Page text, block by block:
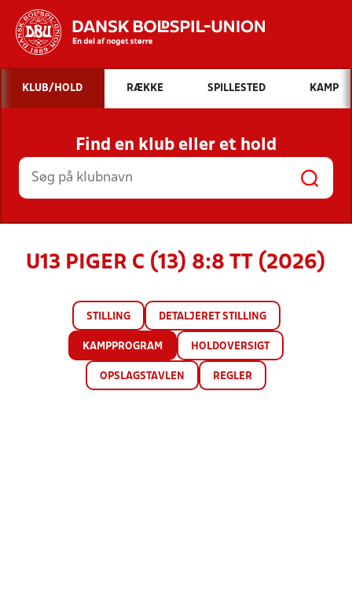
Hvad vil du søge efter?
INDHOLD OG NYHEDER
STILLINGER, RESULTATER, KLUBBER OG
HOLD
KLUB/HOLD RÆKKE SPILLESTED KAMP
Find en klub eller et hold
U13 PIGER C (13) 8:8 TT (2026)
STILLING DETALJERET STILLING
KAMPPROGRAM HOLDOVERSIGT
OPSLAGSTAVLEN REGLER